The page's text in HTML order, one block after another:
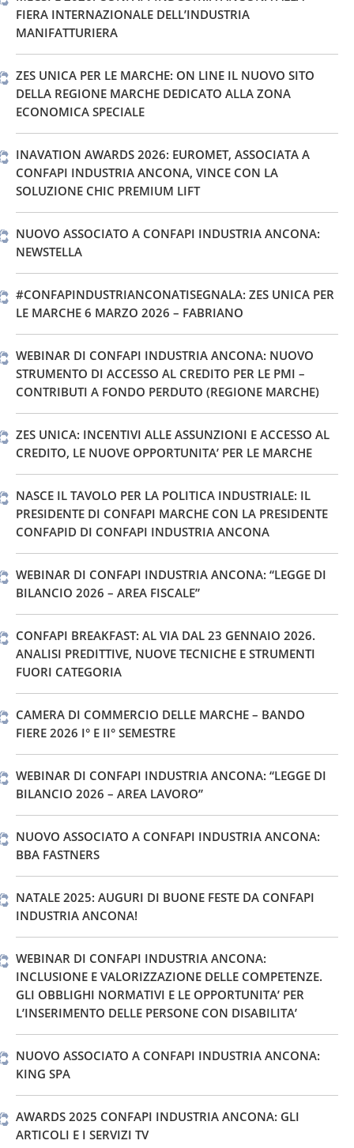
FIERA INTERNAZIONALE DELL’INDUSTRIA
MANIFATTURIERA
ZES UNICA PER LE MARCHE: ON LINE IL NUOVO SITO
DELLA REGIONE MARCHE DEDICATO ALLA ZONA
ECONOMICA SPECIALE
INAVATION AWARDS 2026: EUROMET, ASSOCIATA A
CONFAPI INDUSTRIA ANCONA, VINCE CON LA
SOLUZIONE CHIC PREMIUM LIFT
NUOVO ASSOCIATO A CONFAPI INDUSTRIA ANCONA:
NEWSTELLA
#CONFAPINDUSTRIANCONATISEGNALA: ZES UNICA PER
LE MARCHE 6 MARZO 2026 – FABRIANO
WEBINAR DI CONFAPI INDUSTRIA ANCONA: NUOVO
STRUMENTO DI ACCESSO AL CREDITO PER LE PMI –
CONTRIBUTI A FONDO PERDUTO (REGIONE MARCHE)
ZES UNICA: INCENTIVI ALLE ASSUNZIONI E ACCESSO AL
CREDITO, LE NUOVE OPPORTUNITA’ PER LE MARCHE
NASCE IL TAVOLO PER LA POLITICA INDUSTRIALE: IL
PRESIDENTE DI CONFAPI MARCHE CON LA PRESIDENTE
CONFAPID DI CONFAPI INDUSTRIA ANCONA
WEBINAR DI CONFAPI INDUSTRIA ANCONA: “LEGGE DI
BILANCIO 2026 – AREA FISCALE”
CONFAPI BREAKFAST: AL VIA DAL 23 GENNAIO 2026.
ANALISI PREDITTIVE, NUOVE TECNICHE E STRUMENTI
FUORI CATEGORIA
CAMERA DI COMMERCIO DELLE MARCHE – BANDO
FIERE 2026 I° E II° SEMESTRE
WEBINAR DI CONFAPI INDUSTRIA ANCONA: “LEGGE DI
BILANCIO 2026 – AREA LAVORO”
NUOVO ASSOCIATO A CONFAPI INDUSTRIA ANCONA:
BBA FASTNERS
NATALE 2025: AUGURI DI BUONE FESTE DA CONFAPI
INDUSTRIA ANCONA!
WEBINAR DI CONFAPI INDUSTRIA ANCONA:
INCLUSIONE E VALORIZZAZIONE DELLE COMPETENZE.
GLI OBBLIGHI NORMATIVI E LE OPPORTUNITA’ PER
L’INSERIMENTO DELLE PERSONE CON DISABILITA’
NUOVO ASSOCIATO A CONFAPI INDUSTRIA ANCONA:
KING SPA
AWARDS 2025 CONFAPI INDUSTRIA ANCONA: GLI
ARTICOLI E I SERVIZI TV